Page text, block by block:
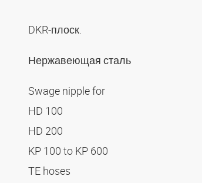
DKR-плоск.
Нержавеющая сталь
Swage nipple for
HD 100
HD 200
KP 100 to KP 600
TE hoses